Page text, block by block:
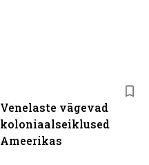
Venelaste vägevad
koloniaalseiklused
Ameerikas